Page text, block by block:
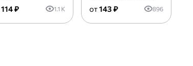
114 ₽ 1.1 K 143 ₽ 896